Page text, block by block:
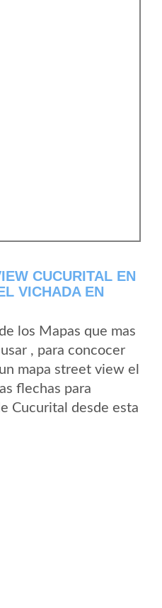
CUCURITAL EN
VICHADA EN
los Mapas que mas
, para concocer
mapa street view el
flechas para
Cucurital desde esta